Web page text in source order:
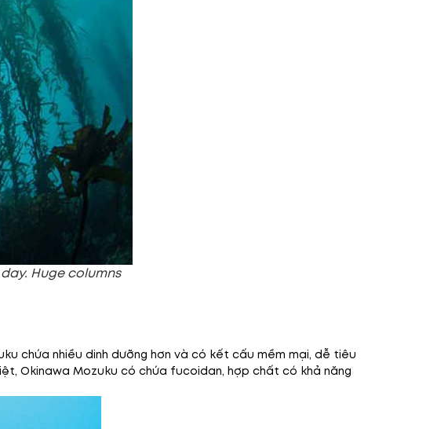
Huge columns
chứa nhiều dinh dưỡng hơn và có kết cấu mềm mại, dễ tiêu
Okinawa Mozuku có chứa fucoidan, hợp chất có khả năng